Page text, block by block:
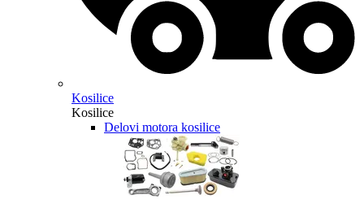
Kosilice
Kosilice
Delovi motora kosilice